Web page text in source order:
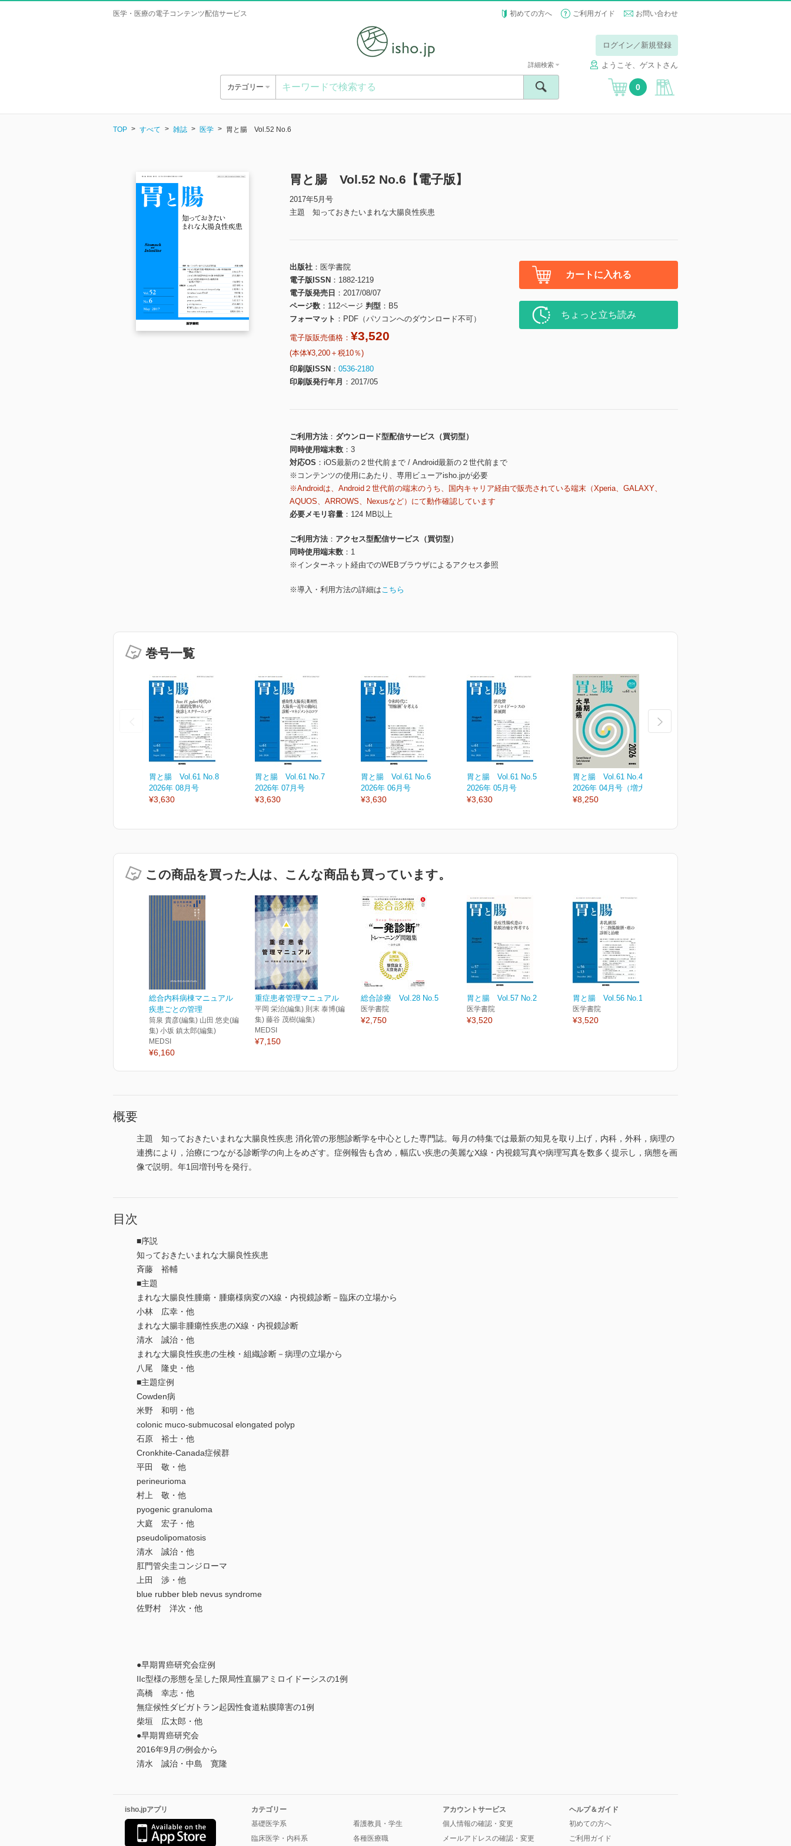
医学・医療の電子コンテンツ配信サービス 初めての方へ ご利用ガイド お問い合わせ
ログイン／新規登録
ようこそ、ゲストさん
カテゴリー
詳細検索
0
TOP すべて 雑誌 医学 胃と腸 Vol.52 No.6
胃と腸 Vol.52 No.6【電子版】
2017年5月号
主題 知っておきたいまれな大腸良性疾患
出版社
医学書院
電子版ISSN
1882-1219
電子版発売日
2017/08/07
ページ数
112ページ 判型
B5
フォーマット
PDF（パソコンへのダウンロード不可）
電子版販売価格： ¥3,520
(本体¥3,200＋税10％)
印刷版ISSN
0536-2180
印刷版発行年月
2017/05
カートに入れる
ちょっと立ち読み
ご利用方法
ダウンロード型配信サービス（買切型）
同時使用端末数
3
対応OS
iOS最新の２世代前まで / Android最新の２世代前まで
※コンテンツの使用にあたり、専用ビューアisho.jpが必要
※Androidは、Android２世代前の端末のうち、国内キャリア経由で販売されている端末（Xperia、GALAXY、
AQUOS、ARROWS、Nexusなど）にて動作確認しています
必要メモリ容量
124 MB以上
ご利用方法
アクセス型配信サービス（買切型）
同時使用端末数
1
※インターネット経由でのWEBブラウザによるアクセス参照
※導入・利用方法の詳細はこちら
巻号一覧
胃と腸 Vol.61 No.8
2026年 08月号
¥3,630
胃と腸 Vol.61 No.7
2026年 07月号
¥3,630
胃と腸 Vol.61 No.6
2026年 06月号
¥3,630
胃と腸 Vol.61 No.5
2026年 05月号
¥3,630
胃と腸 Vol.61 No.4
2026年 04月号（増大号）
¥8,250
この商品を買った人は、こんな商品も買っています。
総合内科病棟マニュアル
疾患ごとの管理
筒泉 貴彦(編集) 山田 悠史(編
集) 小坂 鎮太郎(編集)
MEDSI
¥6,160
重症患者管理マニュアル
平岡 栄治(編集) 則末 泰博(編
集) 藤谷 茂樹(編集)
MEDSI
¥7,150
総合診療 Vol.28 No.5
医学書院
¥2,750
胃と腸 Vol.57 No.2
医学書院
¥3,520
胃と腸 Vol.56 No.13
医学書院
¥3,520
概要
主題 知っておきたいまれな大腸良性疾患 消化管の形態診断学を中心とした専門誌。毎月の特集では最新の知見を取り上げ，内科，外科，病理の
連携により，治療につながる診断学の向上をめざす。症例報告も含め，幅広い疾患の美麗なX線・内視鏡写真や病理写真を数多く提示し，病態を画
像で説明。年1回増刊号を発行。
目次
■序説
知っておきたいまれな大腸良性疾患
斉藤 裕輔
■主題
まれな大腸良性腫瘍・腫瘍様病変のX線・内視鏡診断－臨床の立場から
小林 広幸・他
まれな大腸非腫瘍性疾患のX線・内視鏡診断
清水 誠治・他
まれな大腸良性疾患の生検・組織診断－病理の立場から
八尾 隆史・他
■主題症例
Cowden病
米野 和明・他
colonic muco-submucosal elongated polyp
石原 裕士・他
Cronkhite-Canada症候群
平田 敬・他
perineurioma
村上 敬・他
pyogenic granuloma
大庭 宏子・他
pseudolipomatosis
清水 誠治・他
肛門管尖圭コンジローマ
上田 渉・他
blue rubber bleb nevus syndrome
佐野村 洋次・他
●早期胃癌研究会症例
IIc型様の形態を呈した限局性直腸アミロイドーシスの1例
高橋 幸志・他
無症候性ダビガトラン起因性食道粘膜障害の1例
柴垣 広太郎・他
●早期胃癌研究会
2016年9月の例会から
清水 誠治・中島 寛隆
isho.jpアプリ
カテゴリー
基礎医学系
臨床医学・内科系
看護教員・学生
各種医療職
アカウントサービス
個人情報の確認・変更
メールアドレスの確認・変更
ヘルプ＆ガイド
初めての方へ
ご利用ガイド